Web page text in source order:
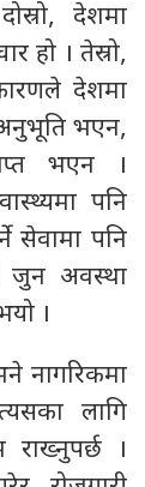
देशमा
हो । तेस्रो,
देशमा
अनुभूति भएन,
भएन ।
पनि
सेवामा पनि
जुन अवस्था
।
नागरिकमा
लागि
।